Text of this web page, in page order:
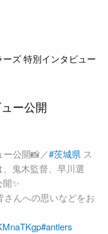
ーズ 特別インタビュー
ー公開
公開📸／#茨城県ス
鬼木監督、早川選
✨
んへの思いなどをお
#antlers